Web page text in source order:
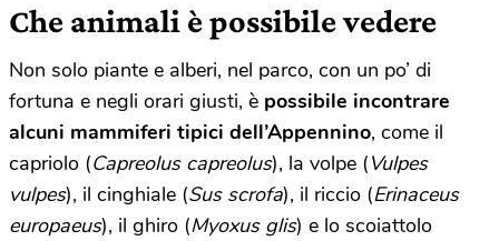
Che animali è possibile vedere
Non solo piante e alberi, nel parco, con un po’ di
fortuna e negli orari giusti, è possibile incontrare
alcuni mammiferi tipici dell’Appennino, come il
capriolo (Capreolus capreolus), la volpe (Vulpes
vulpes), il cinghiale (Sus scrofa), il riccio (Erinaceus
europaeus), il ghiro (Myoxus glis) e lo scoiattolo